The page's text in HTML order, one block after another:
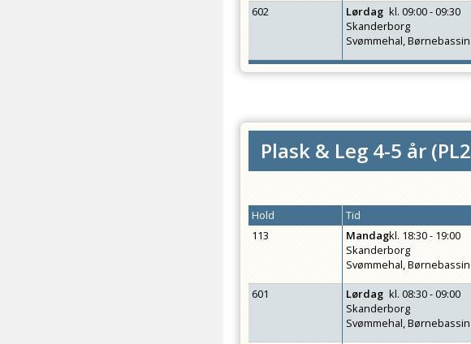
602 Lørdag kl.09:00 - 09:30
Skanderborg
Svømmehal, Børnebassin
Plask & Leg 4-5 år (PL2
Hold Tid
113
Mandagkl. 18:30 - 19:00
Skanderborg
Svømmehal, Børnebassin
601 Lørdag kl.08:30 - 09:00
Skanderborg
Svømmehal, Børnebassin